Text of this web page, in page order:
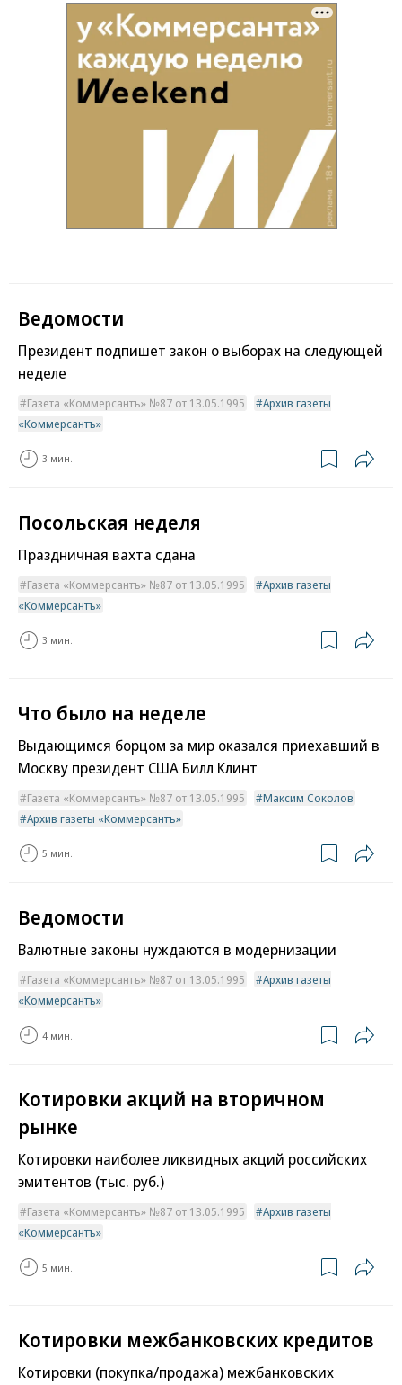
Ведомости
Президент подпишет закон о выборах на следующей
неделе
Газета «Коммерсантъ» №87 от 13.05.1995
Архив газеты
«Коммерсантъ»
3 мин.
Посольская неделя
Праздничная вахта сдана
Газета «Коммерсантъ» №87 от 13.05.1995
Архив газеты
«Коммерсантъ»
3 мин.
Что было на неделе
Выдающимся борцом за мир оказался приехавший в
Москву президент США Билл Клинт
Газета «Коммерсантъ» №87 от 13.05.1995
Максим Соколов
Архив газеты «Коммерсантъ»
5 мин.
Ведомости
Валютные законы нуждаются в модернизации
Газета «Коммерсантъ» №87 от 13.05.1995
Архив газеты
«Коммерсантъ»
4 мин.
Котировки акций на вторичном
рынке
Котировки наиболее ликвидных акций российских
эмитентов (тыс. руб.)
Газета «Коммерсантъ» №87 от 13.05.1995
Архив газеты
«Коммерсантъ»
5 мин.
Котировки межбанковских кредитов
Котировки (покупка/продажа) межбанковских